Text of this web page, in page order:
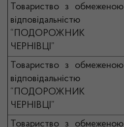
Товариство з обмеженою
відповідальністю
“ПОДОРОЖНИК
ЧЕРНІВЦІ”
Товариство з обмеженою
відповідальністю
“ПОДОРОЖНИК
ЧЕРНІВЦІ”
Товариство з обмеженою